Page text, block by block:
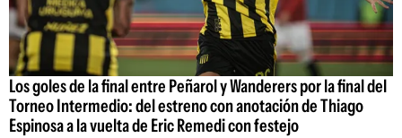
Los goles de la final entre Peñarol y Wanderers por la final del
Torneo Intermedio: del estreno con anotación de Thiago
Espinosa a la vuelta de Eric Remedi con festejo